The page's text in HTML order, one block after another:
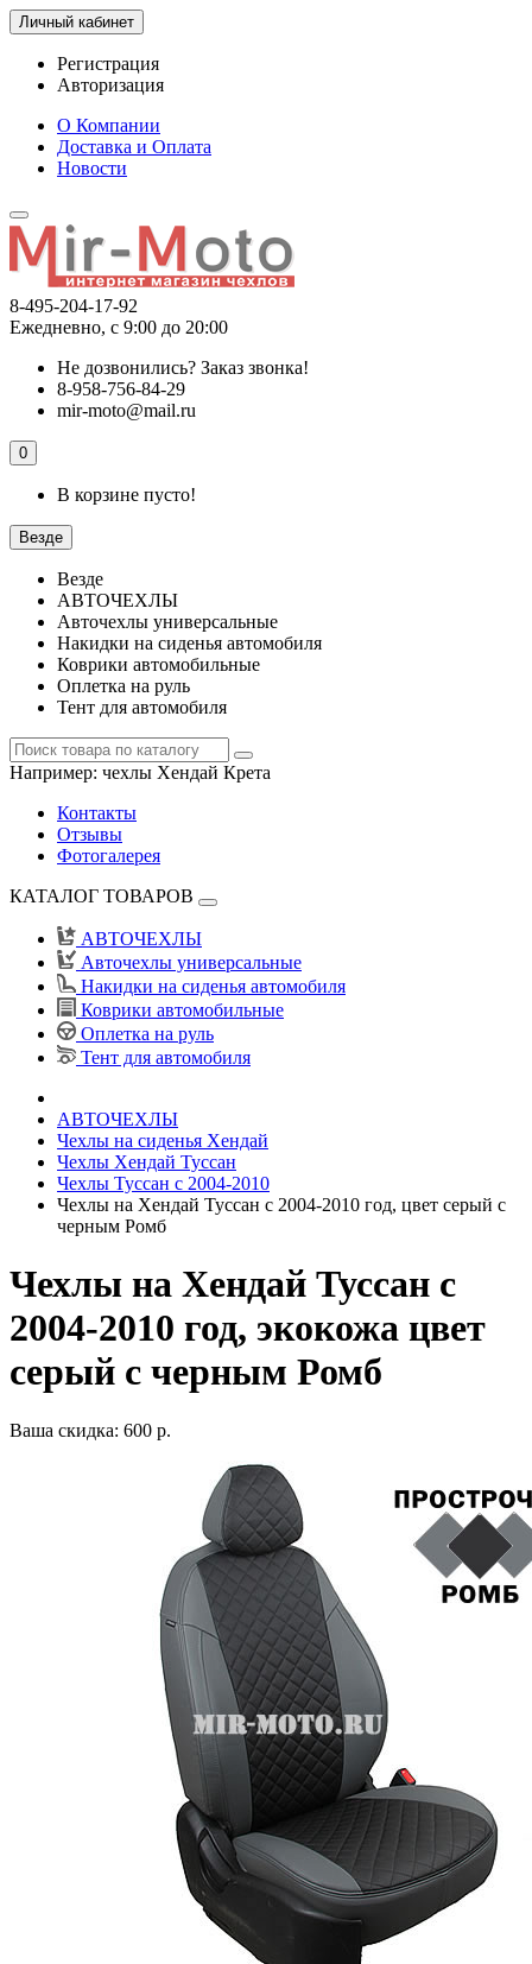
Личный кабинет
Регистрация
Авторизация
О Компании
Доставка и Оплата
Новости
8-495-204-17-92
Ежедневно, с 9:00 до 20:00
Не дозвонились? Заказ звонка!
8-958-756-84-29
mir-moto@mail.ru
0
В корзине пусто!
Везде
Везде
АВТОЧЕХЛЫ
Авточехлы универсальные
Накидки на сиденья автомобиля
Коврики автомобильные
Оплетка на руль
Тент для автомобиля
Например: чехлы Хендай Крета
Контакты
Отзывы
Фотогалерея
КАТАЛОГ ТОВАРОВ
АВТОЧЕХЛЫ
Авточехлы универсальные
Накидки на сиденья автомобиля
Коврики автомобильные
Оплетка на руль
Тент для автомобиля
АВТОЧЕХЛЫ
Чехлы на сиденья Хендай
Чехлы Хендай Туссан
Чехлы Туссан с 2004-2010
Чехлы на Хендай Туссан с 2004-2010 год, цвет серый с
черным Ромб
Чехлы на Хендай Туссан с
2004-2010 год, экокожа цвет
серый с черным Ромб
Ваша скидка: 600 р.